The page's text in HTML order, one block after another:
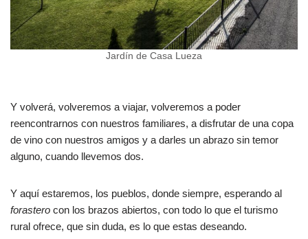
Jardín de Casa Lueza
Y volverá, volveremos a viajar, volveremos a poder
reencontrarnos con nuestros familiares, a disfrutar de una copa
de vino con nuestros amigos y a darles un abrazo sin temor
alguno, cuando llevemos dos.
Y aquí estaremos, los pueblos, donde siempre, esperando al
forastero con los brazos abiertos, con todo lo que el turismo
rural ofrece, que sin duda, es lo que estas deseando.